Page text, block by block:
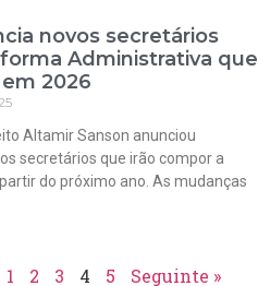
novos secretários
Administrativa que
2026
Altamir Sanson anunciou
secretários que irão compor a
do próximo ano. As mudanças
1 2 3 4 5 Seguinte »